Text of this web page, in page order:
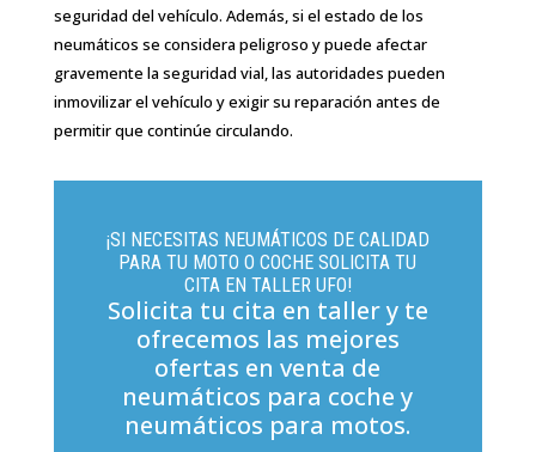
seguridad del vehículo. Además, si el estado de los
neumáticos se considera peligroso y puede afectar
gravemente la seguridad vial, las autoridades pueden
inmovilizar el vehículo y exigir su reparación antes de
permitir que continúe circulando.
¡SI NECESITAS NEUMÁTICOS DE CALIDAD
PARA TU MOTO O COCHE SOLICITA TU
CITA EN TALLER UFO!
Solicita tu cita en taller y te
ofrecemos las mejores
ofertas en venta de
neumáticos para coche y
neumáticos para motos.